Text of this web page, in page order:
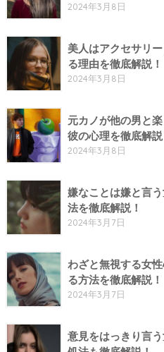
2024年3月8日
美人はアクセサリ
る理由を徹底解説！
2024年3月8日
元カノが他の男と
彼の心理を徹底解説
2024年3月8日
嫌なことは嫌と言
法を徹底解説！
2024年3月7日
わざと無視する女
る方法を徹底解説！
2024年3月7日
意見をはっきり言